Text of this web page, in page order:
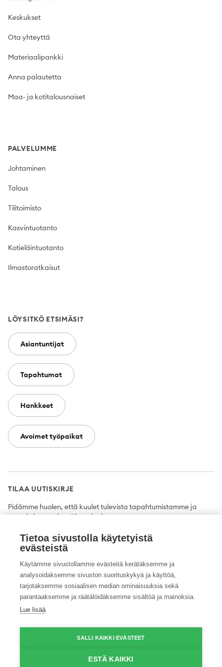
Keskukset
Ota yhteyttä
Materiaalipankki
Anna palautetta
Maa- ja kotitalousnaiset
PALVELUMME
Johtaminen
Talous
Tilitoimisto
Kasvintuotanto
Kotieläintuotanto
Ilmastoratkaisut
LÖYSITKÖ ETSIMÄSI?
Asiantuntijat
Tapahtumat
Hankkeet
Avoimet työpaikat
TILAA UUTISKIRJE
Pidämme huolen, että kuulet tulevista tapahtumistamme ja
uutuuksista ensimmäisten joukossa.
Tilaa
Twitter FacebookYouTubeInstagramLinkedIn
© 2026 ProAgria. Kaikki oikeudet pidätetään.
Tietoa sivustolla käytetyistä
evästeistä
Käytämme sivustollamme evästeitä kerätäksemme ja
analysoidaksemme sivuston suorituskykyä ja käyttöä,
tarjotaksemme sosiaalisen median ominaisuuksia sekä
parantaaksemme ja räätälöidäksemme sisältöä ja mainoksia.
Lue lisää
SALLI KAIKKI EVÄSTEET
ESTÄ KAIKKI